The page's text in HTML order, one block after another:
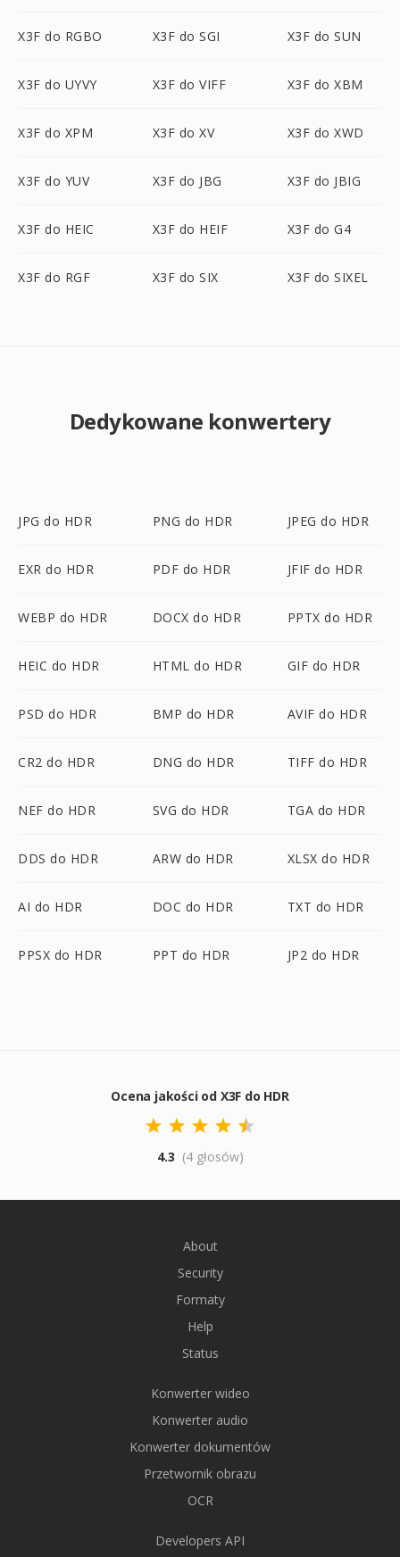
X3F do RGBO X3F do SGI X3F do SUN
X3F do UYVY X3F do VIFF X3F do XBM
X3F do XPM X3F do XV X3F do XWD
X3F do YUV X3F do JBG X3F do JBIG
X3F do HEIC X3F do HEIF X3F do G4
X3F do RGF X3F do SIX X3F do SIXEL
Dedykowane konwertery
JPG do HDR PNG do HDR JPEG do HDR
EXR do HDR PDF do HDR JFIF do HDR
WEBP do HDR DOCX do HDR PPTX do HDR
HEIC do HDR HTML do HDR GIF do HDR
PSD do HDR BMP do HDR AVIF do HDR
CR2 do HDR DNG do HDR TIFF do HDR
NEF do HDR SVG do HDR TGA do HDR
DDS do HDR ARW do HDR XLSX do HDR
AI do HDR DOC do HDR TXT do HDR
PPSX do HDR PPT do HDR JP2 do HDR
Ocena jakości od X3F do HDR
4.3 (4 głosów)
About
Security
Formaty
Help
Status
Konwerter wideo
Konwerter audio
Konwerter dokumentów
Przetwornik obrazu
OCR
Developers API